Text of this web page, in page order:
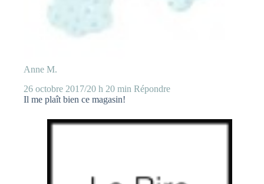
Anne M.
26 octobre 2017/20 h 20 min Répondre
Il me plaît bien ce magasin!